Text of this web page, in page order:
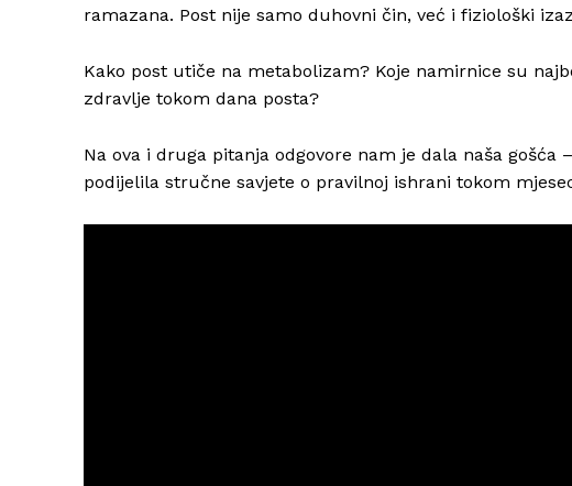
ramazana. Post nije samo duhovni čin, već i fiziološki
Kako post utiče na metabolizam? Koje namirnice su
zdravlje tokom dana posta?
Na ova i druga pitanja odgovore nam je dala naša
podijelila stručne savjete o pravilnoj ishrani tokom